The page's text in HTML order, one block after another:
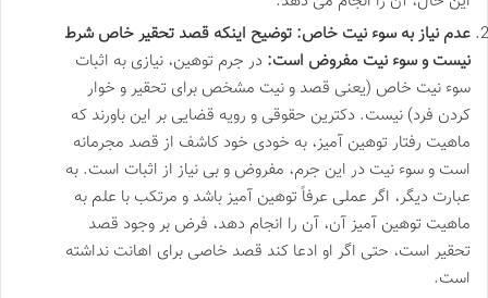
عدم نیاز به سوء نیت خاص: توضیح اینکه قصد تحقیر خاص شرط
نیست و سوء نیت مفروض است: در جرم توهین، نیازی به اثبات
سوء نیت خاص (یعنی قصد و نیت مشخص برای تحقیر و خوار
کردن فرد) نیست. دکترین حقوقی و رویه قضایی بر این باورند که
ماهیت رفتار توهین آمیز، به خودی خود کاشف از قصد مجرمانه
است و سوء نیت در این جرم، مفروض و بی نیاز از اثبات است. به
عبارت دیگر، اگر عملی عرفاً توهین آمیز باشد و مرتکب با علم به
ماهیت توهین آمیز آن، آن را انجام دهد، فرض بر وجود قصد
تحقیر است، حتی اگر او ادعا کند قصد خاصی برای اهانت نداشته
است.